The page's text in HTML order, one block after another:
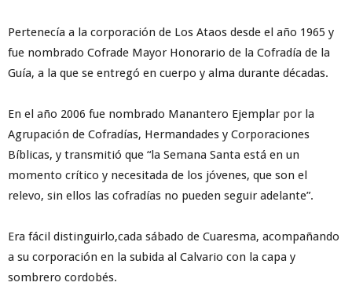
Pertenecía a la corporación de Los Ataos desde el año 1965 y
fue nombrado Cofrade Mayor Honorario de la Cofradía de la
Guía, a la que se entregó en cuerpo y alma durante décadas.
En el año 2006 fue nombrado Manantero Ejemplar por la
Agrupación de Cofradías, Hermandades y Corporaciones
Bíblicas, y transmitió que “la Semana Santa está en un
momento crítico y necesitada de los jóvenes, que son el
relevo, sin ellos las cofradías no pueden seguir adelante”.
Era fácil distinguirlo,cada sábado de Cuaresma, acompañando
a su corporación en la subida al Calvario con la capa y
sombrero cordobés.